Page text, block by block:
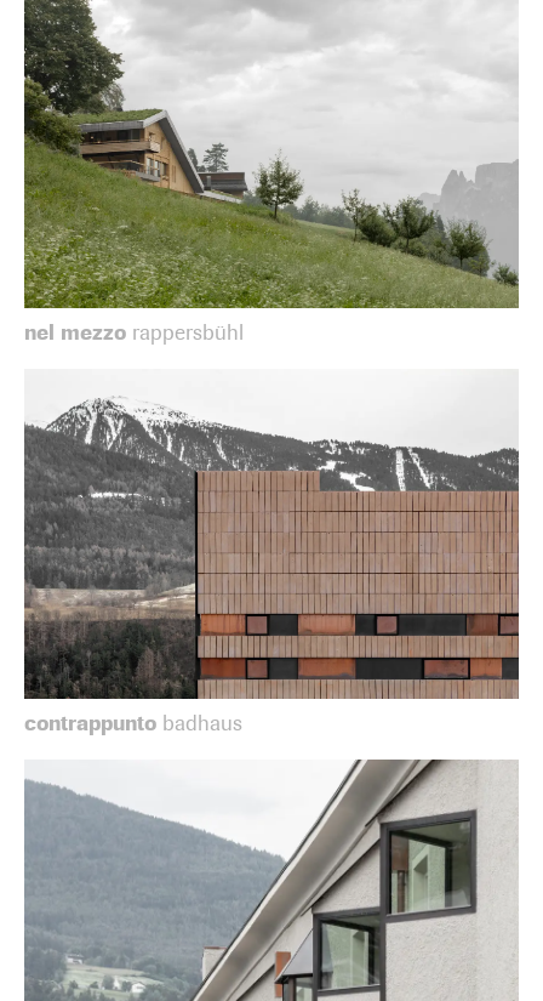
nel mezzo rappersbühl
contrappunto badhaus